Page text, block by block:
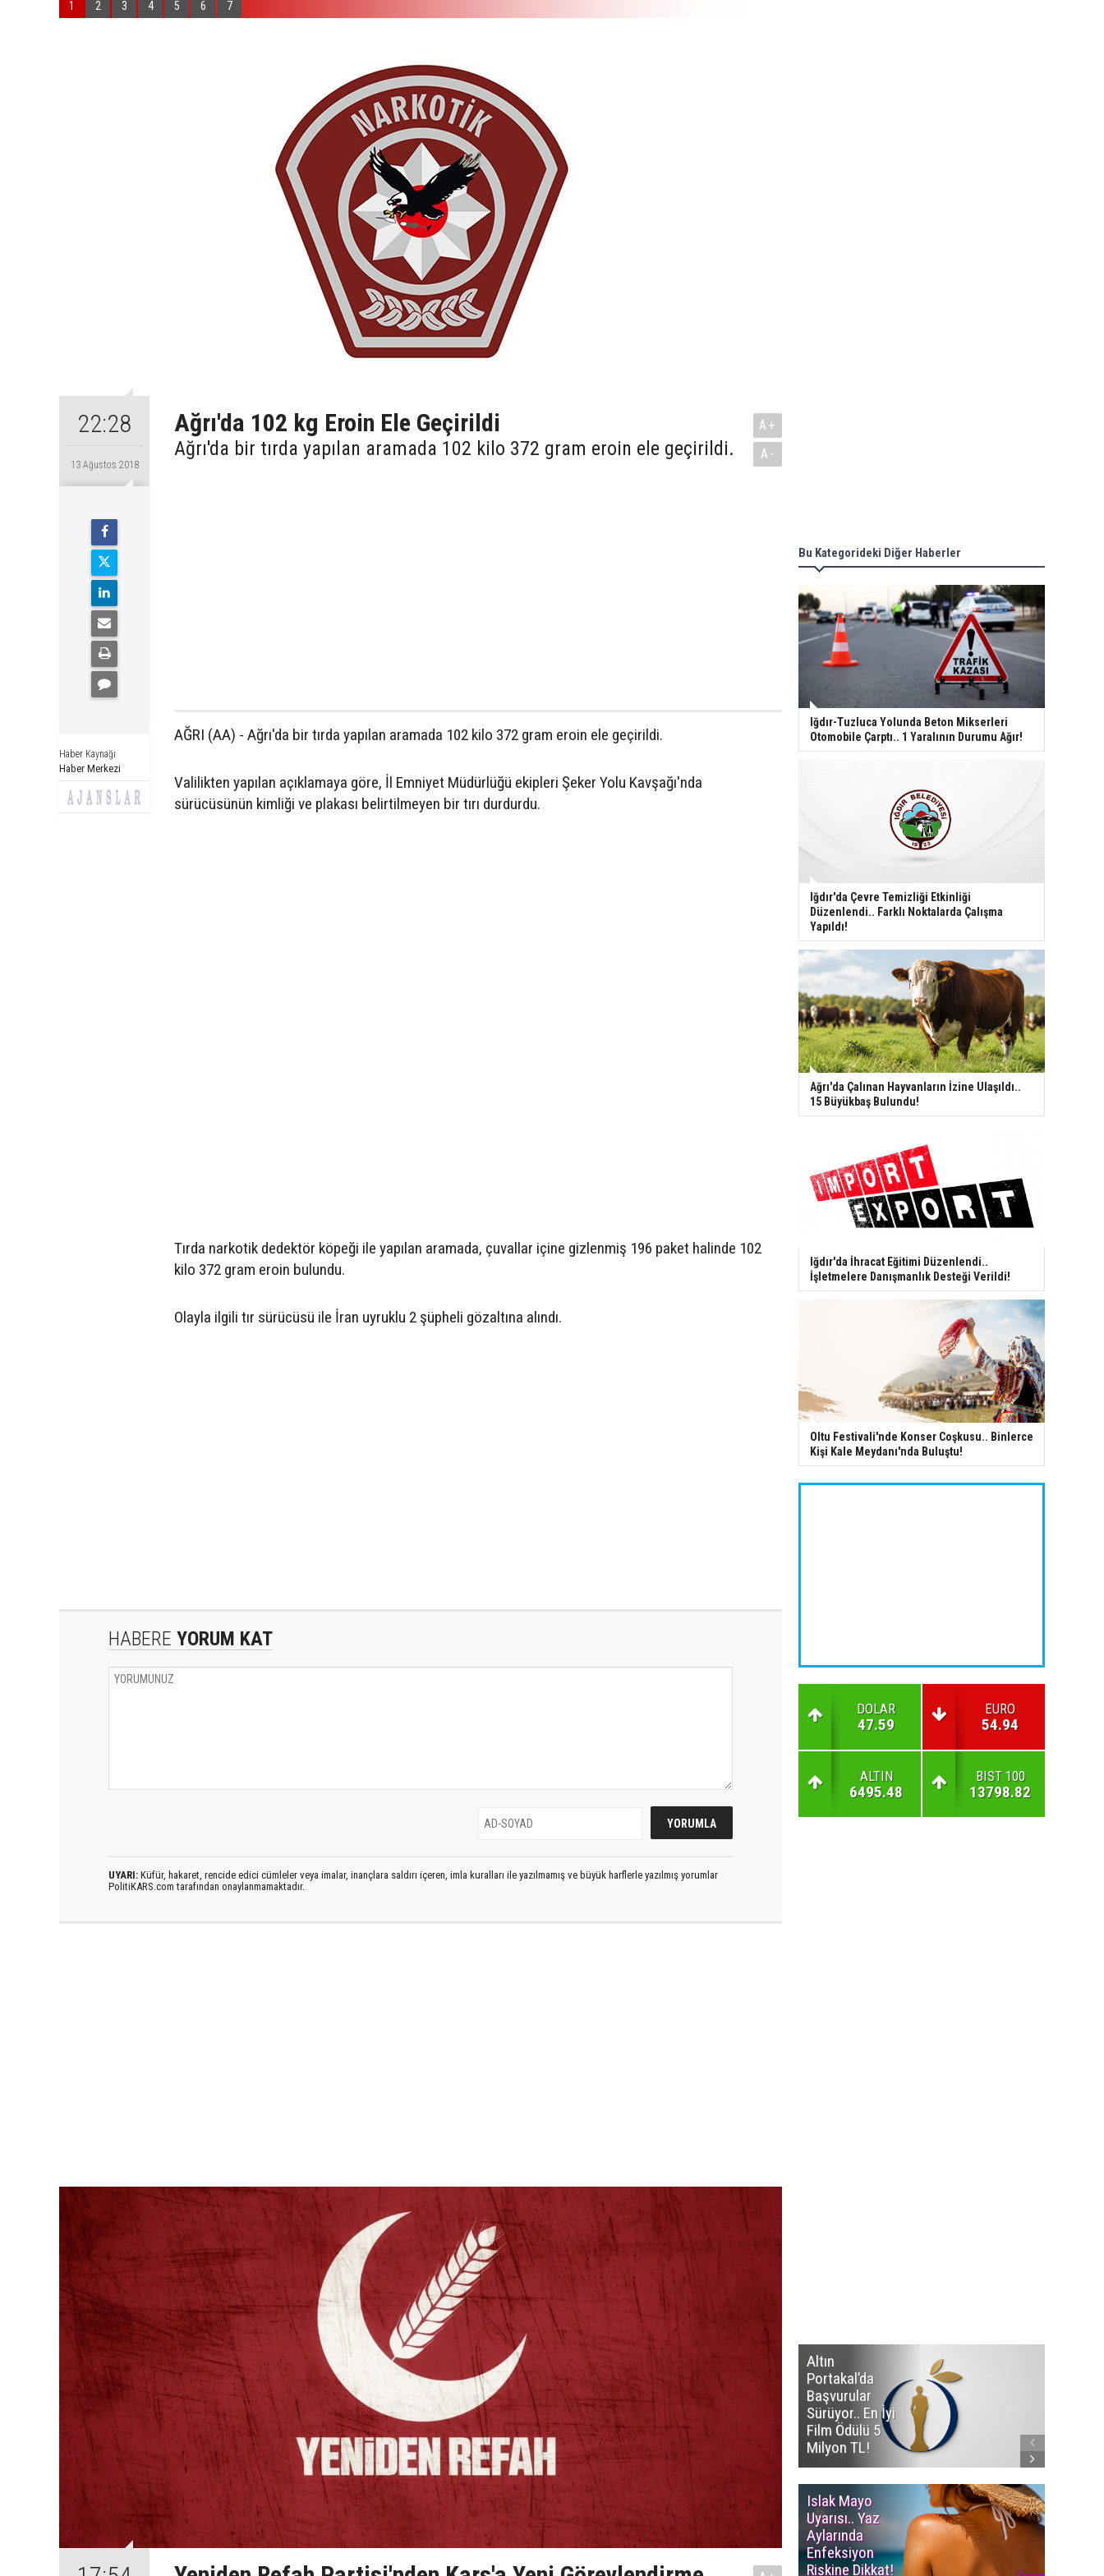
1 2 3 4 5 6 7
22:28
13 Ağustos 2018
Haber Kaynağı
Haber Merkezi
Ağrı'da 102 kg Eroin Ele Geçirildi
Ağrı'da bir tırda yapılan aramada 102 kilo 372 gram eroin ele geçirildi.
A+
A-
AĞRI (AA) - Ağrı'da bir tırda yapılan aramada 102 kilo 372 gram eroin ele geçirildi.
Valilikten yapılan açıklamaya göre, İl Emniyet Müdürlüğü ekipleri Şeker Yolu Kavşağı'nda
sürücüsünün kimliği ve plakası belirtilmeyen bir tırı durdurdu.
Tırda narkotik dedektör köpeği ile yapılan aramada, çuvallar içine gizlenmiş 196 paket halinde 102
kilo 372 gram eroin bulundu.
Olayla ilgili tır sürücüsü ile İran uyruklu 2 şüpheli gözaltına alındı.
HABERE YORUM KAT
UYARI: Küfür, hakaret, rencide edici cümleler veya imalar, inançlara saldırı içeren, imla kuralları ile yazılmamış ve büyük harflerle yazılmış yorumlar
PolitiKARS.com tarafından onaylanmamaktadır.
Bu Kategorideki Diğer Haberler
Iğdır-Tuzluca Yolunda Beton Mikserleri
Otomobile Çarptı.. 1 Yaralının Durumu Ağır!
Iğdır'da Çevre Temizliği Etkinliği
Düzenlendi.. Farklı Noktalarda Çalışma
Yapıldı!
Ağrı'da Çalınan Hayvanların İzine Ulaşıldı..
15 Büyükbaş Bulundu!
Iğdır'da İhracat Eğitimi Düzenlendi..
İşletmelere Danışmanlık Desteği Verildi!
Oltu Festivali'nde Konser Coşkusu.. Binlerce
Kişi Kale Meydanı'nda Buluştu!
DOLAR
47.59
EURO
54.94
ALTIN
6495.48
BIST 100
13798.82
Altın
Portakal’da
Başvurular
Sürüyor.. En İyi
Film Ödülü 5
Milyon TL!
Islak Mayo
Uyarısı.. Yaz
Aylarında
Enfeksiyon
Riskine Dikkat!